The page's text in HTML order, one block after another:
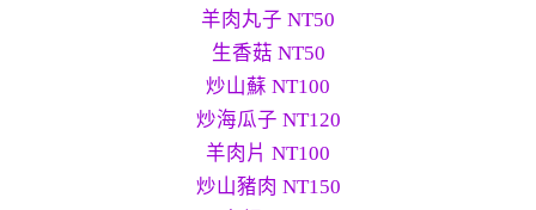
羊肉丸子 NT50
生香菇 NT50
炒山蘇 NT100
炒海瓜子 NT120
羊肉片 NT100
炒山豬肉 NT150